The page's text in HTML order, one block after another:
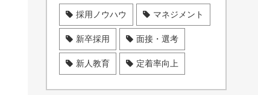
採用ノウハウ マネジメント
新卒採用 面接・選考
新人教育 定着率向上